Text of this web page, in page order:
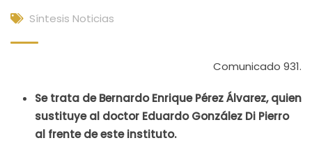
Síntesis Noticias
Comunicado 931.
Se trata de Bernardo Enrique Pérez Álvarez, quien
sustituye al doctor Eduardo González Di Pierro
al frente de este instituto.